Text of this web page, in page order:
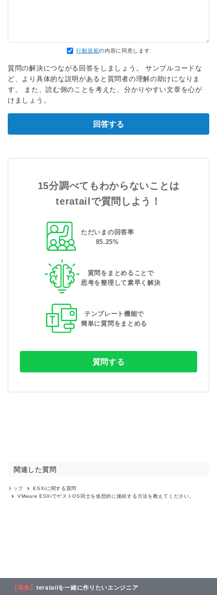
行動規範の内容に同意します
質問の解決につながる回答をしましょう。 サンプルコードな
ど、より具体的な説明があると質問者の理解の助けになりま
す。 また、読む側のことを考えた、分かりやすい文章を心が
けましょう。
回答する
15分調べてもわからないことは
teratailで質問しよう！
ただいまの回答率
85.25%
質問をまとめることで
思考を整理して素早く解決
テンプレート機能で
簡単に質問をまとめる
質問する
関連した質問
トップ ESXiに関する質問
VMware ESXiでゲストOS同士を仮想的に接続する方法を教えてください。
【募集】 teratailを一緒に作りたいエンジニア